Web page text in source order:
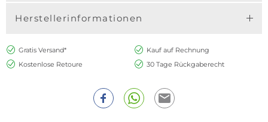
Herstellerinformationen
Gratis Versand*
Kauf auf Rechnung
Kostenlose Retoure
30 Tage Rückgaberecht